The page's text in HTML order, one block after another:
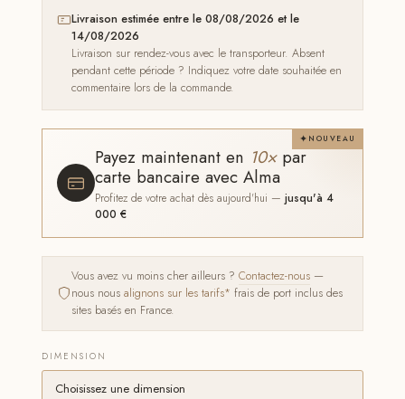
Livraison estimée entre le 08/08/2026 et le
14/08/2026
Livraison sur rendez-vous avec le transporteur. Absent
pendant cette période ? Indiquez votre date souhaitée en
commentaire lors de la commande.
NOUVEAU
Payez maintenant en 10×par
carte bancaire avec Alma
Profitez de votre achat dès aujourd'hui —jusqu'à 4
000 €
Vous avez vu moins cher ailleurs ?Contactez-nous —
nous nousalignons sur les tarifs* frais de port inclus des
sites basés en France.
DIMENSION